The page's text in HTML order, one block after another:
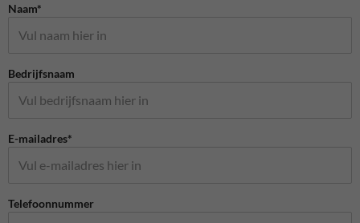
Naam*
Bedrijfsnaam
E-mailadres*
Telefoonnummer